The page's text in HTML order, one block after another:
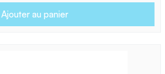
Ajouter au panier